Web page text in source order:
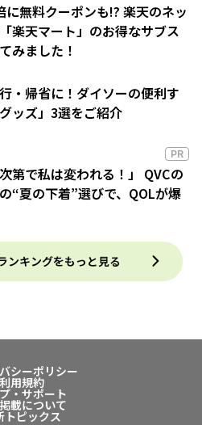
に無料クーポンも!? 楽天のネッ
楽天マート」のお得なサブス
みました！
・帰省に！ダイソーの便利す
ッズ」3選をご紹介
PR
第で私は変われる！」 QVCの
“夏の下着”選びで、QOLが爆
ンキングをもっと見る
シーポリシー
利用規約
・サポート
載について
トピックス